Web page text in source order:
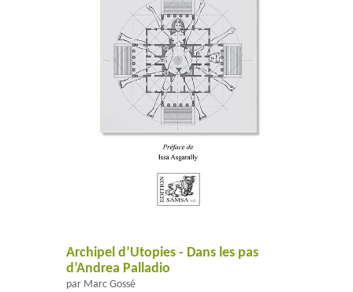
Archipel d’Utopies - Dans les pas
d’Andrea Palladio
par Marc Gossé